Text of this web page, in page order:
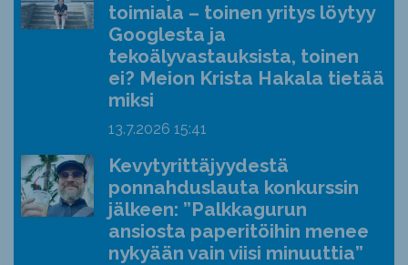
toimiala – toinen yritys löytyy
Googlesta ja
tekoälyvastauksista, toinen
ei? Meion Krista Hakala tietää
miksi
13.7.2026 15:41
Kevytyrittäjyydestä
ponnahduslauta konkurssin
jälkeen: ”Palkkagurun
ansiosta paperitöihin menee
nykyään vain viisi minuuttia”